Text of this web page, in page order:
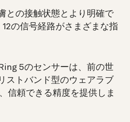
との接触状態とより明確で
の信号経路がさまざまな指
5のセンサーは、前の世
ストバンド型のウェアラブ
信頼できる精度を提供しま